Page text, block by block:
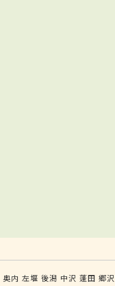
奥内 左堰 後潟 中沢 蓬田 郷沢